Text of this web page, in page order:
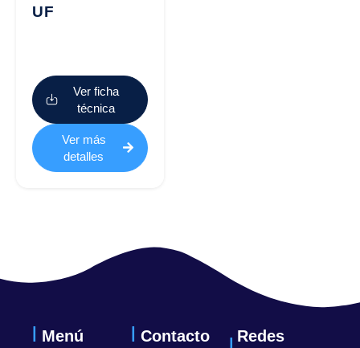
UF
Ver ficha
técnica
Ver más
detalles
Menú Contacto
Redes